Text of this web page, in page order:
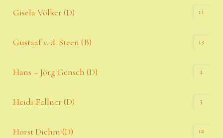
Gisela Völker (D) 11
Gustaaf v. d. Steen (B) 13
Hans – Jörg Gensch (D) 4
Heidi Fellner (D) 3
Horst Diehm (D) 12